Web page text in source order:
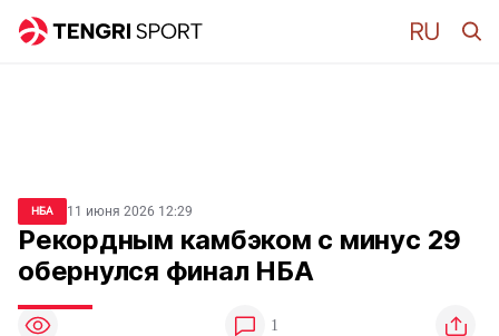
НБА 11 июня 2026 12:29
Рекордным камбэком с минус 29
обернулся финал НБА
1